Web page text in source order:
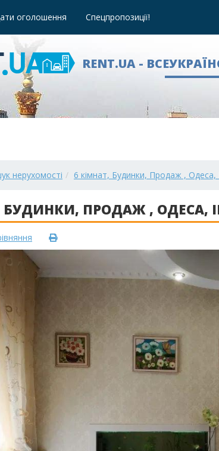
оголошення Спецпропозиції!
RENT.UA -
нерухомості 6 кімнат, Будинки, Продаж , Одеса,
БУДИНКИ, ПРОДАЖ , ОДЕСА,